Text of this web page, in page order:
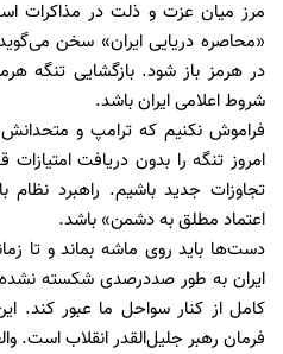
مرز میان عزت و ذلت در مذاکرات
«محاصره دریایی ایران» سخن
در هرمز باز شود. بازگشایی تنگه
شروط اعلامی ایران باشد.
فراموش نکنیم که ترامپ و متحدانش
امروز تنگه را بدون دریافت امتیازات
تجاوزات جدید باشیم. راهبرد
اعتماد مطلق به دشمن» باشد.
دست‌ها باید روی ماشه بماند و تا
ایران به طور صددرصدی شکسته
کامل از کنار سواحل ما عبور
فرمان رهبر جلیل‌القدر انقلاب است.